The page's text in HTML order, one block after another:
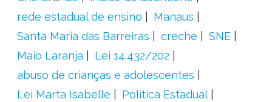
rede estadual de ensino
Manaus
Santa Maria das Barreiras
creche
SNE
Maio Laranja
Lei 14.432/202
abuso de crianças e adolescentes
Lei Marta Isabelle
Política Estadual